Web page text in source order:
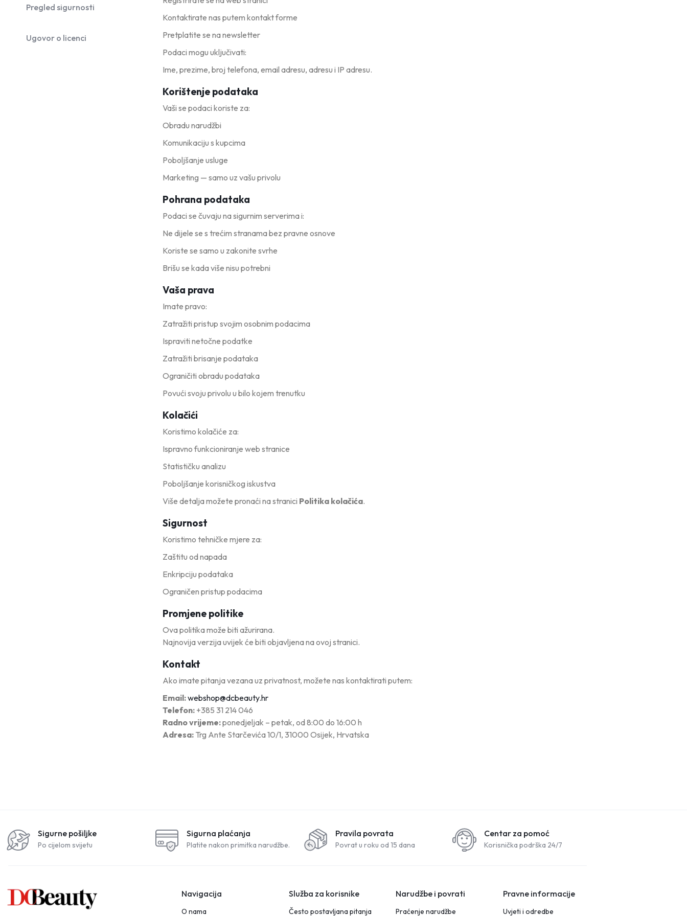
Parfemi
Pregled sigurnosti
Ugovor o licenci
Kontaktirate nas putem kontakt forme
Pretplatite se na newsletter
Podaci mogu uključivati:
Ime, prezime, broj telefona, email adresu, adresu i IP adresu.
Korištenje podataka
Vaši se podaci koriste za:
Obradu narudžbi
Komunikaciju s kupcima
Poboljšanje usluge
Marketing — samo uz vašu privolu
Pohrana podataka
Podaci se čuvaju na sigurnim serverima i:
Ne dijele se s trećim stranama bez pravne osnove
Koriste se samo u zakonite svrhe
Brišu se kada više nisu potrebni
Vaša prava
Imate pravo:
Zatražiti pristup svojim osobnim podacima
Ispraviti netočne podatke
Zatražiti brisanje podataka
Ograničiti obradu podataka
Povući svoju privolu u bilo kojem trenutku
Kolačići
Koristimo kolačiće za:
Ispravno funkcioniranje web stranice
Statističku analizu
Poboljšanje korisničkog iskustva
Više detalja možete pronaći na stranici Politika kolačića.
Sigurnost
Koristimo tehničke mjere za:
Zaštitu od napada
Enkripciju podataka
Ograničen pristup podacima
Promjene politike
Ova politika može biti ažurirana.
Najnovija verzija uvijek će biti objavljena na ovoj stranici.
Kontakt
Ako imate pitanja vezana uz privatnost, možete nas kontaktirati putem:
Email:webshop@dcbeauty.hr
Telefon: +385 31 214 046
Radno vrijeme:ponedjeljak – petak, od 8:00 do 16:00 h
Adresa: Trg Ante Starčevića 10/1, 31000 Osijek, Hrvatska
Sigurne pošiljke
Po cijelom svijetu
Sigurna plaćanja
Platite nakon primitka narudžbe.
Pravila povrata
Povrat u roku od 15 dana
Centar za pomoć
Korisnička podrška 24/7
Navigacija
O nama
Služba za korisnike
Često postavljana pitanja
Narudžbe i povrati
Praćenje narudžbe
Pravne informacije
Uvjeti i odredbe